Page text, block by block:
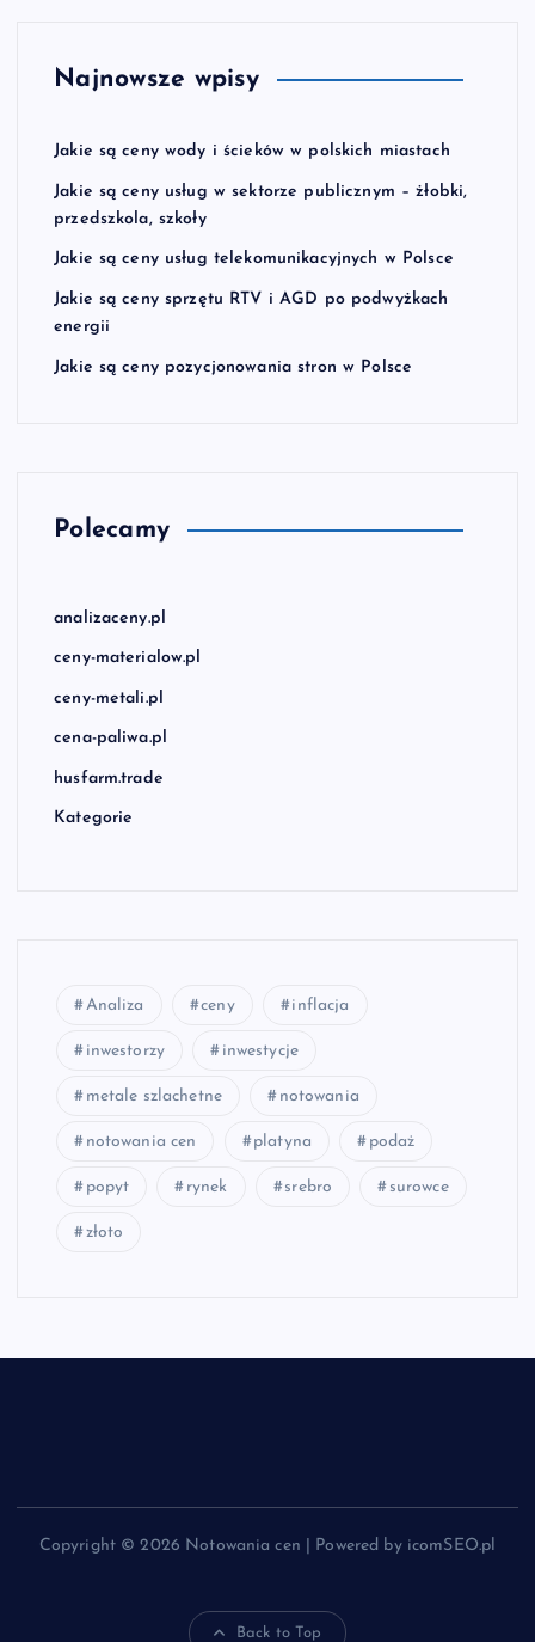
Najnowsze wpisy
Jakie są ceny wody i ścieków w polskich miastach
Jakie są ceny usług w sektorze publicznym – żłobki,
przedszkola, szkoły
Jakie są ceny usług telekomunikacyjnych w Polsce
Jakie są ceny sprzętu RTV i AGD po podwyżkach
energii
Jakie są ceny pozycjonowania stron w Polsce
Polecamy
analizaceny.pl
ceny-materialow.pl
ceny-metali.pl
cena-paliwa.pl
husfarm.trade
Kategorie
Analiza ceny inflacja
inwestorzy inwestycje
metale szlachetne notowania
notowania cen platyna podaż
popyt rynek srebro surowce
złoto
Copyright © 2026 Notowania cen | Powered by icomSEO.pl
Back to Top